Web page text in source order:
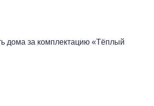
дома за комплектацию «Тёплый